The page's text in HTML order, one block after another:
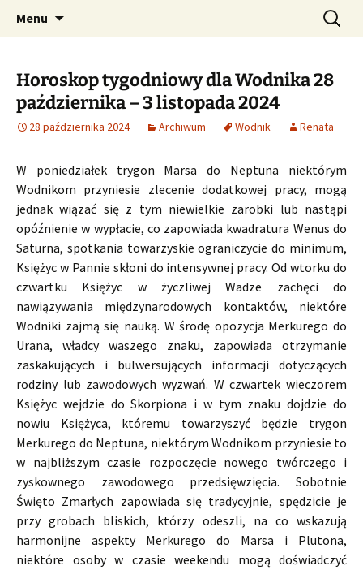
CzaroMarowy horoskop
dzienny, miesięczny i
tygodniowy
Profesjonalne przepowiednie astrologiczne
Menu Szukaj:
Horoskop tygodniowy dla Wodnika 28
października – 3 listopada 2024
28 października 2024 Archiwum Wodnik Renata
W poniedziałek trygon Marsa do Neptuna niektórym
Wodnikom przyniesie zlecenie dodatkowej pracy, mogą
jednak wiązać się z tym niewielkie zarobki lub nastąpi
opóźnienie w wypłacie, co zapowiada kwadratura Wenus do
Saturna, spotkania towarzyskie ograniczycie do minimum,
Księżyc w Pannie skłoni do intensywnej pracy. Od wtorku do
czwartku Księżyc w życzliwej Wadze zachęci do
nawiązywania międzynarodowych kontaktów, niektóre
Wodniki zajmą się nauką. W środę opozycja Merkurego do
Urana, władcy waszego znaku, zapowiada otrzymanie
zaskakujących i bulwersujących informacji dotyczących
rodziny lub zawodowych wyzwań. W czwartek wieczorem
Księżyc wejdzie do Skorpiona i w tym znaku dojdzie do
nowiu Księżyca, któremu towarzyszyć będzie trygon
Merkurego do Neptuna, niektórym Wodnikom przyniesie to
w najbliższym czasie rozpoczęcie nowego twórczego i
zyskownego zawodowego przedsięwzięcia. Sobotnie
Święto Zmarłych zapowiada się tradycyjnie, spędzicie je
przy grobach bliskich, którzy odeszli, na co wskazują
harmonijne aspekty Merkurego do Marsa i Plutona,
niektóre osoby w czasie weekendu mogą doświadczyć